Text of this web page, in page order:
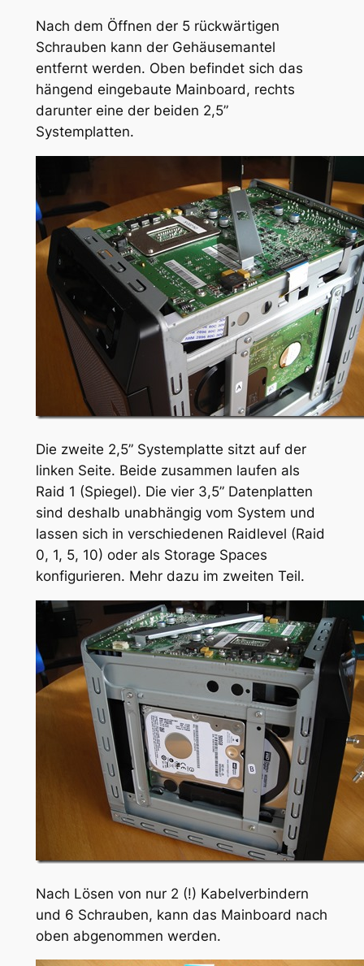
Nach dem Öffnen der 5 rückwärtigen
Schrauben kann der Gehäusemantel
entfernt werden. Oben befindet sich das
hängend eingebaute Mainboard, rechts
darunter eine der beiden 2,5”
Systemplatten.
Die zweite 2,5” Systemplatte sitzt auf der
linken Seite. Beide zusammen laufen als
Raid 1 (Spiegel). Die vier 3,5” Datenplatten
sind deshalb unabhängig vom System und
lassen sich in verschiedenen Raidlevel (Raid
0, 1, 5, 10) oder als Storage Spaces
konfigurieren. Mehr dazu im zweiten Teil.
Nach Lösen von nur 2 (!) Kabelverbindern
und 6 Schrauben, kann das Mainboard nach
oben abgenommen werden.